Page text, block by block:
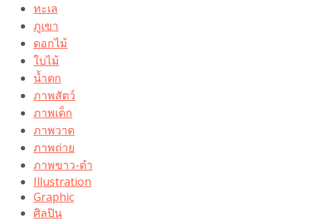
ทะเล
ภูเขา
ดอกไม้
ใบไม้
น้ำตก
ภาพสัตว์
ภาพเด็ก
ภาพวาด
ภาพถ่าย
ภาพขาว-ดำ
Illustration
Graphic
ศิลปิน